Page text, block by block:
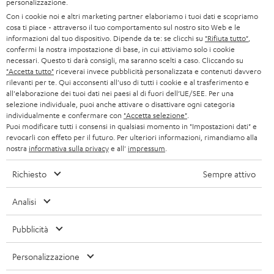
t
t
e
r
CUFFIE
CUFFIE BLUETOOTH
SET STEREO
ALTOPARLANTE
ULTIMA
CUFFIE IN-EAR
FANSHOP
NOVITÁ
BLOG
NEWSLETTER
NEGOZI
VANTAGGI TEUFEL
LA NOSTRA STORIA
MANAGEMENT
SVIZZERA
PAESI BASSI
BELGIO
FRANCIA
POLONIA
ITALIA
Ci riserviamo il diritto di apportare modifiche relative a specifiche tecniche,
errori di battitura e omissioni. Gli accessori mostrati nelle nostre foto non sono
inclusi nella consegna. Eventuali costi di smaltimento delle batterie sono inclusi
Con i cookie noi e altri marketing partner elaboriamo i tuoi dati e scopriamo
cosa ti piace - attraverso il tuo comportamento sul nostro sito Web e le
informazioni dal tuo dispositivo. Dipende da te: se clicchi su "Rifiuta tutto"
confermi la nostra impostazione di base, in cui attiviamo solo i cookie
necessari. Questo ti darà consigli, ma saranno scelti a caso. Cliccando su
"Accetta tutto" riceverai invece pubblicità personalizzata e contenuti davvero
rilevanti per te. Qui acconsenti all'uso di tutti i cookie e al trasferimento e
all'elaborazione dei tuoi dati nei paesi al di fuori dell’UE/SEE. Per una
selezione individuale, puoi anche attivare o disattivare ogni categoria
individualmente e confermare con "Accetta selezione"
Puoi modificare tutti i consensi in qualsiasi momento in "Impostazioni dati" e
revocarli con effeto per il futuro. Per ulteriori informazioni, rimandiamo alla
nostra informativa sulla privacye all' impressum
Richiesto Sempre attivo
Analisi
Pubblicità
Personalizzazione